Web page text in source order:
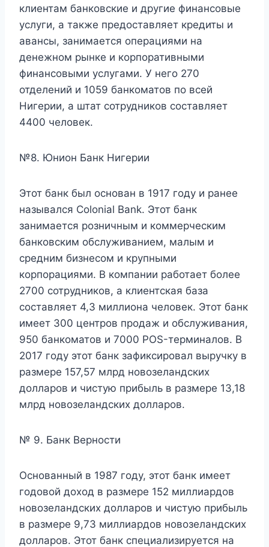
клиентам банковские и другие финансовые
услуги, а также предоставляет кредиты и
авансы, занимается операциями на
денежном рынке и корпоративными
финансовыми услугами. У него 270
отделений и 1059 банкоматов по всей
Нигерии, а штат сотрудников составляет
4400 человек.
№8. Юнион Банк Нигерии
Этот банк был основан в 1917 году и ранее
назывался Colonial Bank. Этот банк
занимается розничным и коммерческим
банковским обслуживанием, малым и
средним бизнесом и крупными
корпорациями. В компании работает более
2700 сотрудников, а клиентская база
составляет 4,3 миллиона человек. Этот банк
имеет 300 центров продаж и обслуживания,
950 банкоматов и 7000 POS-терминалов. В
2017 году этот банк зафиксировал выручку в
размере 157,57 млрд новозеландских
долларов и чистую прибыль в размере 13,18
млрд новозеландских долларов.
№ 9. Банк Верности
Основанный в 1987 году, этот банк имеет
годовой доход в размере 152 миллиардов
новозеландских долларов и чистую прибыль
в размере 9,73 миллиардов новозеландских
долларов. Этот банк специализируется на